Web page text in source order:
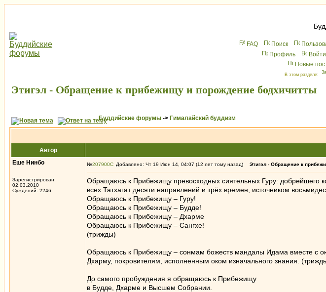
FAQ Поиск
Профиль
Новые
В этом разделе:
Этигэл - Обращение к прибежищу и порождение бодхичитты
Буддийские форумы -> Гималайский буддизм
Автор
Еше Нинбо
Зарегистрирован:
02.03.2010
Суждений: 2246
№207900 Добавлено: Чт 19 Июн 14, 04:07 (12 лет тому назад) Этигэл - Обращение к
Обращаюсь к Прибежищу превосходных сиятельных Гуру: добрейшего
всех Татхагат десяти направлений и трёх времен, источником
Обращаюсь к Прибежищу – Гуру!
Обращаюсь к Прибежищу – Будде!
Обращаюсь к Прибежищу – Дхарме
Обращаюсь к Прибежищу – Сангхе!
(трижды)
Обращаюсь к Прибежищу – сонмам божеств мандалы Идама вместе с
Дхарму, покровителям, исполненным оком изначального знания.
До самого пробуждения я обращаюсь к Прибежищу
в Будде, Дхарме и Высшем Собрании.